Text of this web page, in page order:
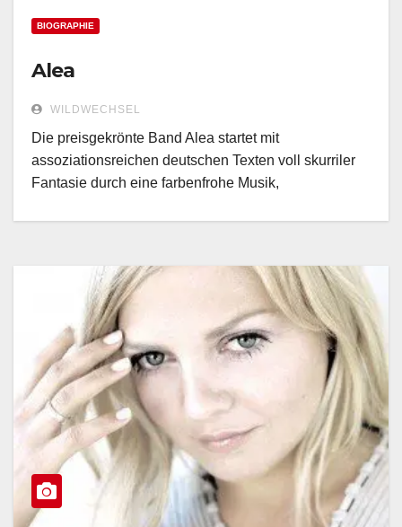
BIOGRAPHIE
Alea
WILDWECHSEL
Die preisgekrönte Band Alea startet mit
assoziationsreichen deutschen Texten voll skurriler
Fantasie durch eine farbenfrohe Musik,